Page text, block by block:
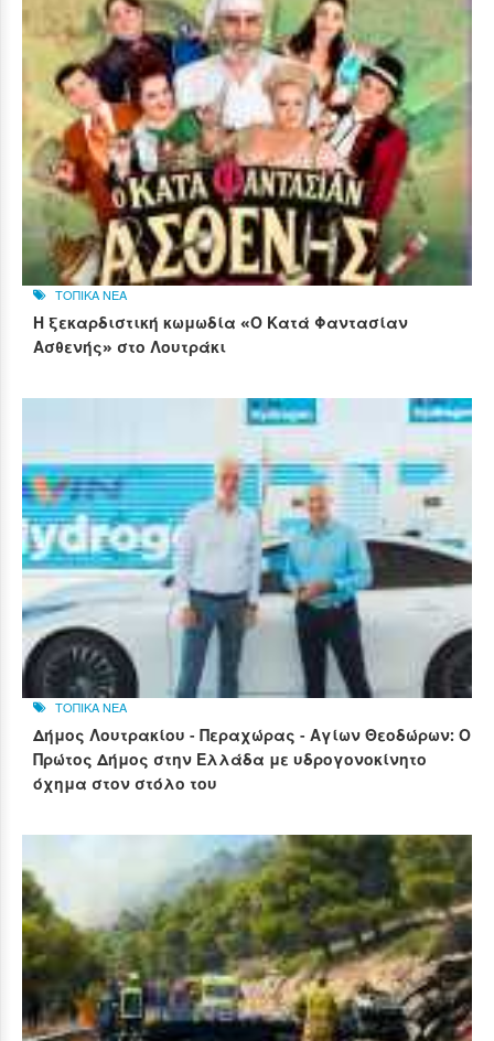
ΤΟΠΙΚΑ ΝΕΑ
Η ξεκαρδιστική κωμωδία «Ο Κατά Φαντασίαν
Ασθενής» στο Λουτράκι
ΤΟΠΙΚΑ ΝΕΑ
Δήμος Λουτρακίου - Περαχώρας - Αγίων Θεοδώρων: Ο
Πρώτος Δήμος στην Ελλάδα με υδρογονοκίνητο
όχημα στον στόλο του